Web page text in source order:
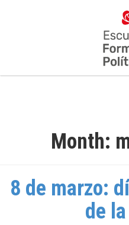
Month:
8 de marzo:
de